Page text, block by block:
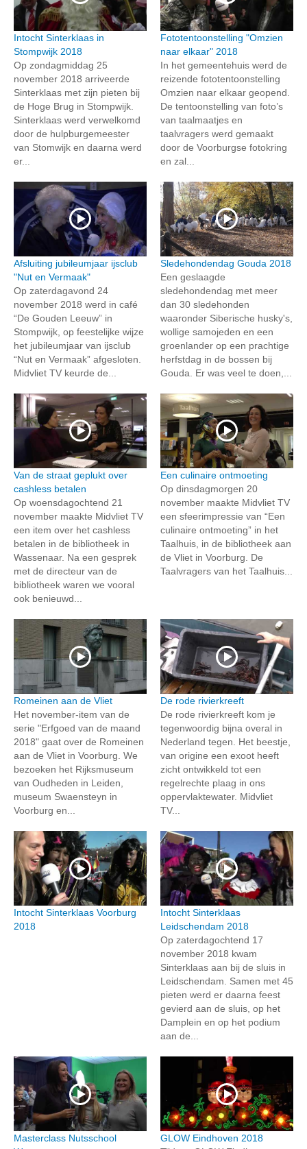
Intocht Sinterklaas in
Stompwijk 2018
Op zondagmiddag 25
november 2018 arriveerde
Sinterklaas met zijn pieten bij
de Hoge Brug in Stompwijk.
Sinterklaas werd verwelkomd
door de hulpburgemeester
van Stomwijk en daarna werd
er...
Fototentoonstelling "Omzien
naar elkaar" 2018
In het gemeentehuis werd de
reizende fototentoonstelling
Omzien naar elkaar geopend.
De tentoonstelling van foto’s
van taalmaatjes en
taalvragers werd gemaakt
door de Voorburgse fotokring
en zal...
Afsluiting jubileumjaar ijsclub
"Nut en Vermaak"
Op zaterdagavond 24
november 2018 werd in café
“De Gouden Leeuw” in
Stompwijk, op feestelijke wijze
het jubileumjaar van ijsclub
“Nut en Vermaak” afgesloten.
Midvliet TV keurde de...
Sledehondendag Gouda 2018
Een geslaagde
sledehondendag met meer
dan 30 sledehonden
waaronder Siberische husky's,
wollige samojeden en een
groenlander op een prachtige
herfstdag in de bossen bij
Gouda. Er was veel te doen,...
Van de straat geplukt over
cashless betalen
Op woensdagochtend 21
november maakte Midvliet TV
een item over het cashless
betalen in de bibliotheek in
Wassenaar. Na een gesprek
met de directeur van de
bibliotheek waren we vooral
ook benieuwd...
Een culinaire ontmoeting
Op dinsdagmorgen 20
november maakte Midvliet TV
een sfeerimpressie van “Een
culinaire ontmoeting” in het
Taalhuis, in de bibliotheek aan
de Vliet in Voorburg. De
Taalvragers van het Taalhuis...
Romeinen aan de Vliet
Het november-item van de
serie "Erfgoed van de maand
2018" gaat over de Romeinen
aan de Vliet in Voorburg. We
bezoeken het Rijksmuseum
van Oudheden in Leiden,
museum Swaensteyn in
Voorburg en...
De rode rivierkreeft
De rode rivierkreeft kom je
tegenwoordig bijna overal in
Nederland tegen. Het beestje,
van origine een exoot heeft
zicht ontwikkeld tot een
regelrechte plaag in ons
oppervlaktewater. Midvliet
TV...
Intocht Sinterklaas Voorburg
2018
Intocht Sinterklaas
Leidschendam 2018
Op zaterdagochtend 17
november 2018 kwam
Sinterklaas aan bij de sluis in
Leidschendam. Samen met 45
pieten werd er daarna feest
gevierd aan de sluis, op het
Damplein en op het podium
aan de...
Masterclass Nutsschool
GLOW Eindhoven 2018